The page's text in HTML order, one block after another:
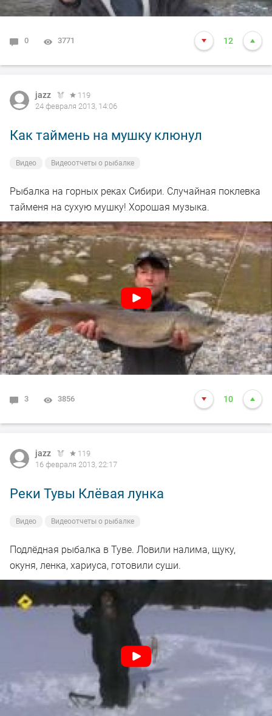
0 3771 12
jazz
119
24 февраля 2013, 14:06
Как таймень на мушку клюнул
Видео Видеоотчеты о рыбалке
Рыбалка на горных реках Сибири. Случайная поклевка
тайменя на сухую мушку! Хорошая музыка.
3 3856 10
jazz
119
16 февраля 2013, 22:17
Реки Тувы Клёвая лунка
Видео Видеоотчеты о рыбалке
Подлёдная рыбалка в Туве. Ловили налима, щуку,
окуня, ленка, хариуса, готовили суши.